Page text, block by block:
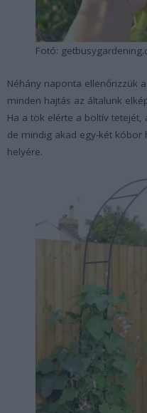
Fotó:
Néhány naponta ellenőrizzük
minden hajtás az általunk
Ha a tök elérte a boltív tetejét,
de mindig akad egy-két kóbor
helyére.